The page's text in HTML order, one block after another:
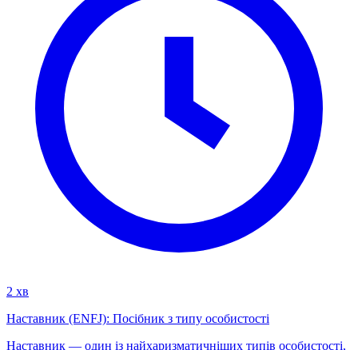
2 хв
Наставник (ENFJ): Посібник з типу особистості
Наставник — один із найхаризматичніших типів особистості,